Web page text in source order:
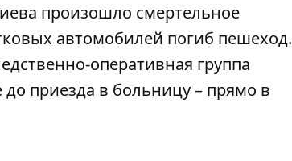
произошло смертельное
автомобилей погиб пешеход.
оперативная группа
приезда в больницу – прямо в